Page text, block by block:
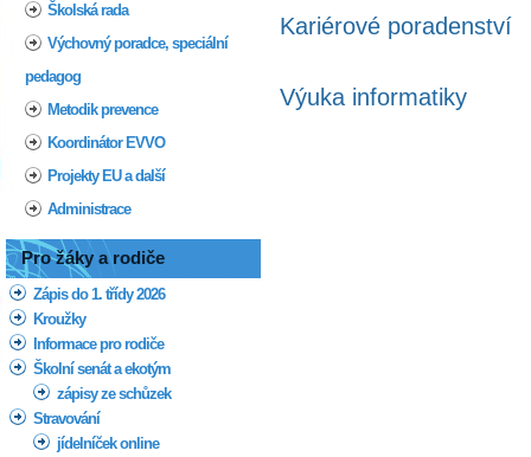
Školská rada
Výchovný poradce, speciální
pedagog
Metodik prevence
Koordinátor EVVO
Projekty EU a další
Administrace
Pro žáky a rodiče
Zápis do 1. třídy 2026
Kroužky
Informace pro rodiče
Školní senát a ekotým
zápisy ze schůzek
Stravování
jídelníček online
Kariérové poradenství
Výuka informatiky